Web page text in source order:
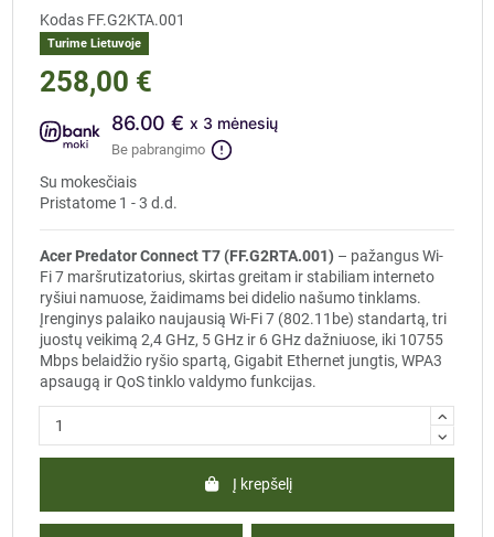
Kodas FF.G2KTA.001
Turime Lietuvoje
258,00 €
86.00 € x 3 mėnesių
Be pabrangimo
Su mokesčiais
Pristatome 1 - 3 d.d.
Acer Predator Connect T7 (FF.G2RTA.001) – pažangus Wi-
Fi 7 maršrutizatorius, skirtas greitam ir stabiliam interneto
ryšiui namuose, žaidimams bei didelio našumo tinklams.
Įrenginys palaiko naujausią Wi-Fi 7 (802.11be) standartą, tri
juostų veikimą 2,4 GHz, 5 GHz ir 6 GHz dažniuose, iki 10755
Mbps belaidžio ryšio spartą, Gigabit Ethernet jungtis, WPA3
apsaugą ir QoS tinklo valdymo funkcijas.
Į krepšelį